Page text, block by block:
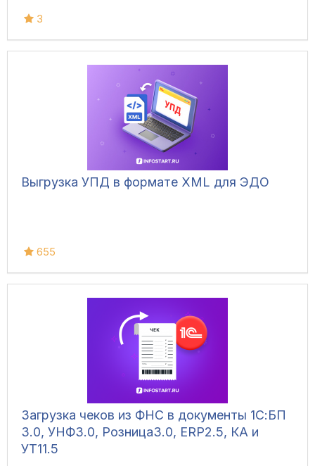
3
Выгрузка УПД в формате XML для ЭДО
655
Загрузка чеков из ФНС в документы 1С:БП
3.0, УНФ3.0, Розница3.0, ERP2.5, КА и
УТ11.5